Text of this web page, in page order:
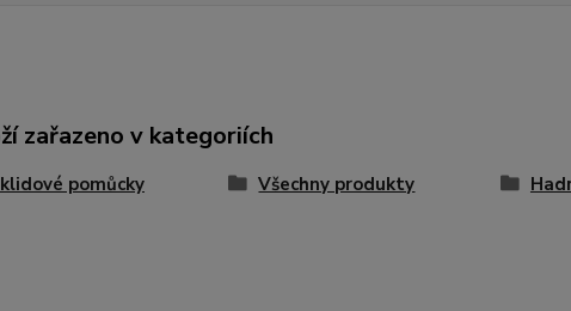
zařazeno v kategoriích
pomůcky Všechny produkty